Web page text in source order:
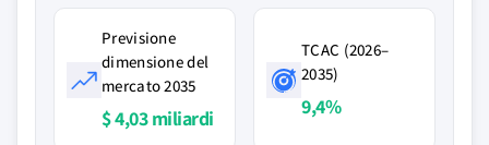
Previsione
dimensione del
mercato 2035
$ 4,03 miliardi
TCAC (2026–
2035)
9,4%